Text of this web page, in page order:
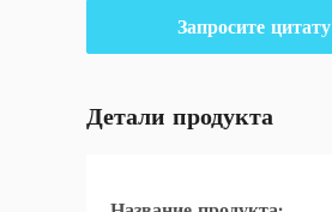
Запросите цитату
Детали продукта